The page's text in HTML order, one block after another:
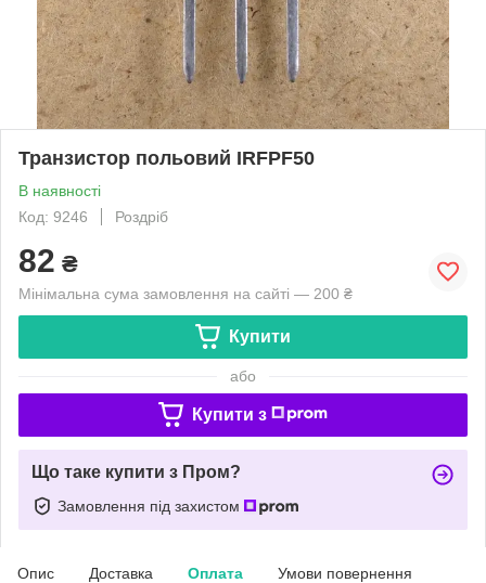
Транзистор польовий IRFPF50
В наявності
Код: 9246
Роздріб
82 ₴
Мінімальна сума замовлення на сайті — 200 ₴
Купити
або
Купити з
Що таке купити з Пром?
Замовлення під захистом
Опис Доставка Оплата Умови повернення